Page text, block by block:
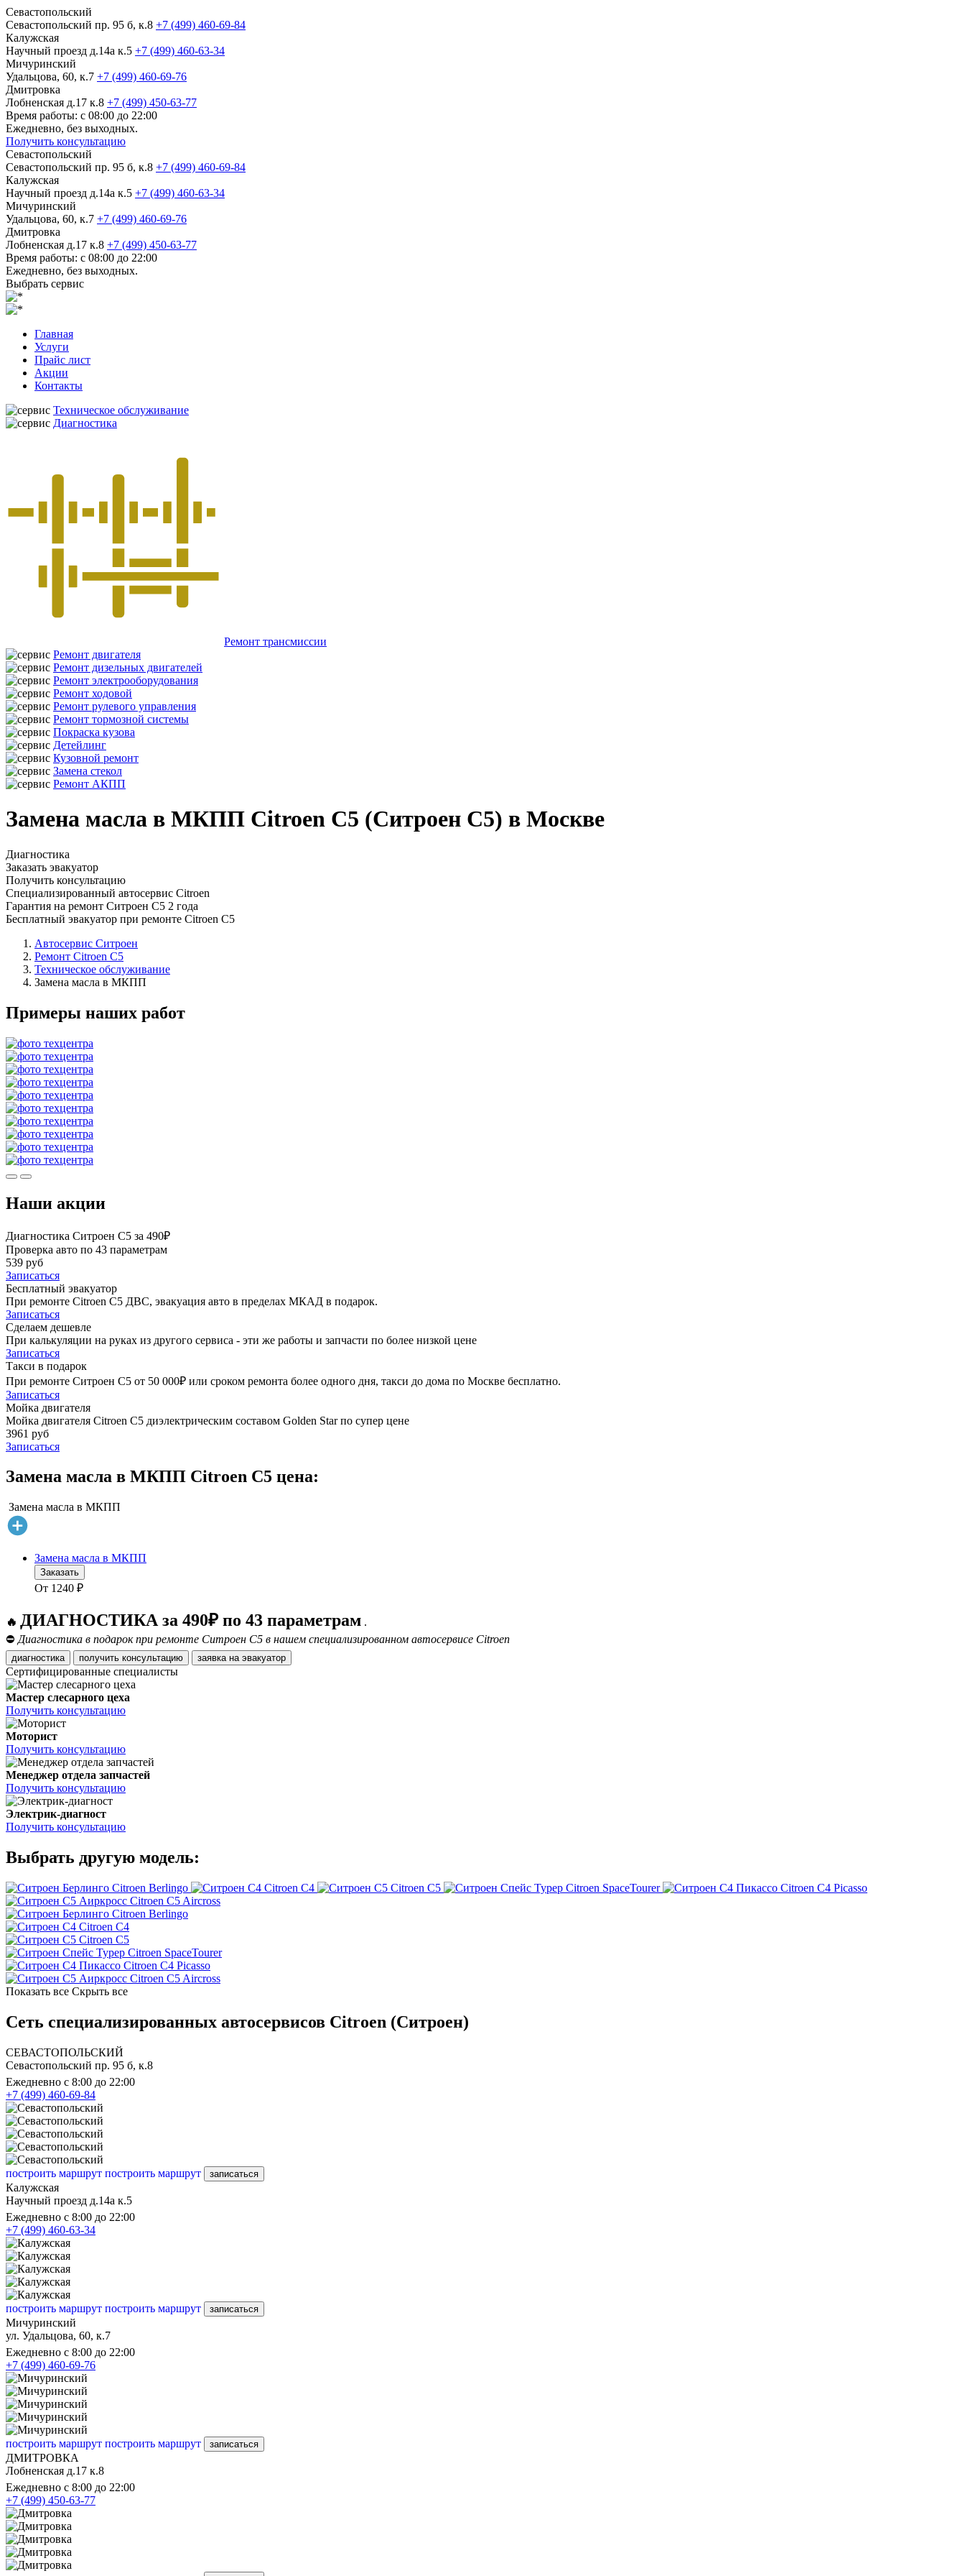
Севастопольский
Севастопольский пр. 95 б, к.8 +7 (499) 460-69-84
Калужская
Научный проезд д.14а к.5 +7 (499) 460-63-34
Мичуринский
Удальцова, 60, к.7 +7 (499) 460-69-76
Дмитровка
Лобненская д.17 к.8 +7 (499) 450-63-77
Время работы: с 08:00 до 22:00
Ежедневно, без выходных.
Получить консультацию
Севастопольский
Севастопольский пр. 95 б, к.8 +7 (499) 460-69-84
Калужская
Научный проезд д.14а к.5 +7 (499) 460-63-34
Мичуринский
Удальцова, 60, к.7 +7 (499) 460-69-76
Дмитровка
Лобненская д.17 к.8 +7 (499) 450-63-77
Время работы: с 08:00 до 22:00
Ежедневно, без выходных.
Выбрать сервис
Главная
Услуги
Прайс лист
Акции
Контакты
Техническое обслуживание
Диагностика
Ремонт трансмиссии
Ремонт двигателя
Ремонт дизельных двигателей
Ремонт электрооборудования
Ремонт ходовой
Ремонт рулевого управления
Ремонт тормозной системы
Покраска кузова
Детейлинг
Кузовной ремонт
Замена стекол
Ремонт АКПП
Замена масла в МКПП Citroen C5 (Ситроен С5) в Москве
Диагностика
Заказать эвакуатор
Получить консультацию
Специализированный автосервис Citroen
Гарантия на ремонт Ситроен С5 2 года
Бесплатный эвакуатор при ремонте Citroen C5
Автосервис Ситроен
Ремонт Citroen C5
Техническое обслуживание
Замена масла в МКПП
Примеры наших работ
Наши акции
Диагностика Ситроен С5 за 490₽
Проверка авто по 43 параметрам
539 руб
Записаться
Бесплатный эвакуатор
При ремонте Citroen C5 ДВС, эвакуация авто в пределах МКАД в подарок.
Записаться
Сделаем дешевле
При калькуляции на руках из другого сервиса - эти же работы и запчасти по более низкой цене
Записаться
Такси в подарок
При ремонте Ситроен С5 от 50 000₽ или сроком ремонта более одного дня, такси до дома по Москве бесплатно.
Записаться
Мойка двигателя
Мойка двигателя Citroen C5 диэлектрическим составом Golden Star по супер цене
3961 руб
Записаться
Замена масла в МКПП Citroen C5 цена:
Замена масла в МКПП
Замена масла в МКПП
Заказать
От 1240 ₽
🔥 ДИАГНОСТИКА за 490₽ по 43 параметрам .
⛔ Диагностика в подарок при ремонте Ситроен С5 в нашем специализированном автосервисе Citroen
диагностика получить консультацию заявка на эвакуатор
Сертифицированные специалисты
Мастер слесарного цеха
Получить консультацию
Моторист
Получить консультацию
Менеджер отдела запчастей
Получить консультацию
Электрик-диагност
Получить консультацию
Выбрать другую модель:
Citroen Berlingo Citroen C4 Citroen C5 Citroen SpaceTourer
Citroen C4 Picasso
Citroen C5 Aircross
Citroen Berlingo
Citroen C4
Citroen C5
Citroen SpaceTourer
Citroen C4 Picasso
Citroen C5 Aircross
Показать все Скрыть все
Сеть специализированных автосервисов Citroen (Ситроен)
СЕВАСТОПОЛЬСКИЙ
Севастопольский пр. 95 б, к.8
Ежедневно с 8:00 до 22:00
+7 (499) 460-69-84
построить маршрут построить маршрут записаться
Калужская
Научный проезд д.14а к.5
Ежедневно с 8:00 до 22:00
+7 (499) 460-63-34
построить маршрут построить маршрут записаться
Мичуринский
ул. Удальцова, 60, к.7
Ежедневно с 8:00 до 22:00
+7 (499) 460-69-76
построить маршрут построить маршрут записаться
ДМИТРОВКА
Лобненская д.17 к.8
Ежедневно с 8:00 до 22:00
+7 (499) 450-63-77